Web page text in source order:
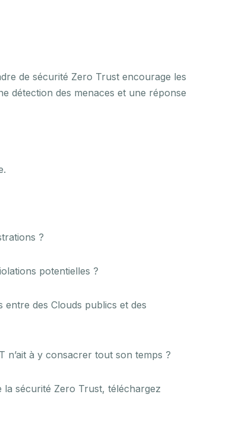
de sécurité Zero Trust encourage les
détection des menaces et une réponse
?
potentielles ?
des Clouds publics et des
n’ait à y consacrer tout son temps ?
la sécurité Zero Trust, téléchargez